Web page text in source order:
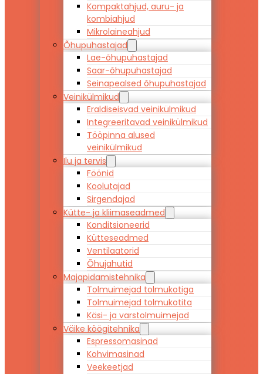
Kompaktahjud, auru- ja
kombiahjud
Mikrolaineahjud
Õhupuhastajad
Lae-õhupuhastajad
Saar-õhupuhastajad
Seinapealsed õhupuhastajad
Veinikülmikud
Eraldiseisvad veinikülmikud
Integreeritavad veinikülmikud
Tööpinna alused
veinikülmikud
Ilu ja tervis
Föönid
Koolutajad
Sirgendajad
Kütte- ja kliimaseadmed
Konditsioneerid
Kütteseadmed
Ventilaatorid
Õhujahutid
Majapidamistehnika
Tolmuimejad tolmukotiga
Tolmuimejad tolmukotita
Käsi- ja varstolmuimejad
Väike köögitehnika
Espressomasinad
Kohvimasinad
Veekeetjad